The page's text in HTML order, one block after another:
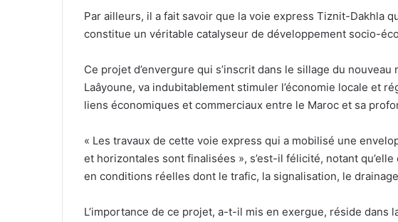
Par ailleurs, il a fait savoir que la voie express Tiznit-Dakhla
constitue un véritable catalyseur de développement socio-
Ce projet d’envergure qui s’inscrit dans le sillage du
Laâyoune, va indubitablement stimuler l’économie locale et
liens économiques et commerciaux entre le Maroc et sa
« Les travaux de cette voie express qui a mobilisé une
et horizontales sont finalisées », s’est-il félicité, notant
en conditions réelles dont le trafic, la signalisation, le
L’importance de ce projet, a-t-il mis en exergue, réside